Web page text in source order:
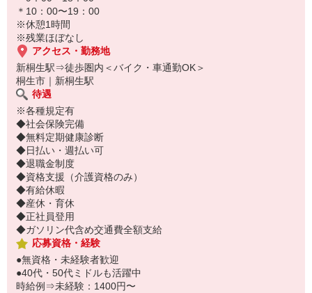
＊10：00〜19：00
※休憩1時間
※残業ほぼなし
アクセス・勤務地
新桐生駅⇒徒歩圏内＜バイク・車通勤OK＞
桐生市｜新桐生駅
待遇
※各種規定有
◆社会保険完備
◆無料定期健康診断
◆日払い・週払い可
◆退職金制度
◆資格支援（介護資格のみ）
◆有給休暇
◆産休・育休
◆正社員登用
◆ガソリン代含め交通費全額支給
応募資格・経験
●無資格・未経験者歓迎
●40代・50代ミドルも活躍中
時給例⇒未経験：1400円〜